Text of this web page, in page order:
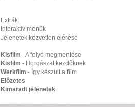
Extrák:
Interaktív menük
Jelenetek közvetlen elérése
Kisfilm - A folyó megmentése
Kisfilm - Horgászat kezdôknek
Werkfilm - Így készült a film
Elôzetes
Kimaradt jelenetek